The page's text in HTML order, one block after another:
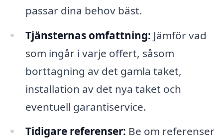
passar dina behov bäst.
Tjänsternas omfattning: Jämför vad
som ingår i varje offert, såsom
borttagning av det gamla taket,
installation av det nya taket och
eventuell garantiservice.
Tidigare referenser: Be om referenser